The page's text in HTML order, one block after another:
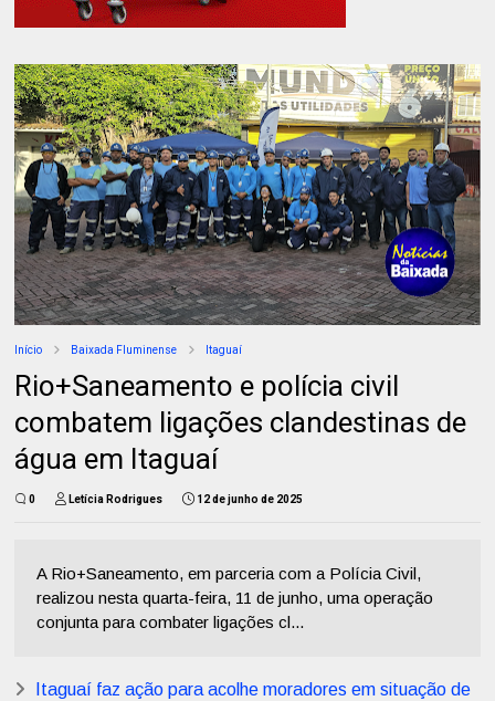
Início Baixada Fluminense Itaguaí
Rio+Saneamento e polícia civil
combatem ligações clandestinas de
água em Itaguaí
0 Letícia Rodrigues 12 de junho de 2025
A Rio+Saneamento, em parceria com a Polícia Civil,
realizou nesta quarta-feira, 11 de junho, uma operação
conjunta para combater ligações cl...
Itaguaí faz ação para acolhe moradores em situação de